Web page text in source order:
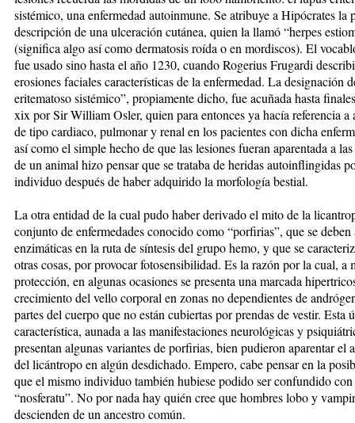
sistémico, una enfermedad autoinmune. Se atribuye a Hipócrates la
descripción de una ulceración cutánea, quien la llamó “herpes
(significa algo así como dermatosis roída o en mordiscos). El
fue usado sino hasta el año 1230, cuando Rogerius Frugardi
erosiones faciales características de la enfermedad. La designación
eritematoso sistémico”, propiamente dicho, fue acuñada hasta
xix por Sir William Osler, quien para entonces ya hacía referencia a
de tipo cardiaco, pulmonar y renal en los pacientes con dicha
así como el simple hecho de que las lesiones fueran aparentada a
de un animal hizo pensar que se trataba de heridas autoinflingidas
individuo después de haber adquirido la morfología bestial.
La otra entidad de la cual pudo haber derivado el mito de la
conjunto de enfermedades conocido como “porfirias”, que se deben
enzimáticas en la ruta de síntesis del grupo hemo, y que se
otras cosas, por provocar fotosensibilidad. Es la razón por la cual, a
protección, en algunas ocasiones se presenta una marcada
crecimiento del vello corporal en zonas no dependientes de
partes del cuerpo que no están cubiertas por prendas de vestir. Esta
característica, aunada a las manifestaciones neurológicas y
presentan algunas variantes de porfirias, bien pudieron aparentar el
del licántropo en algún desdichado. Empero, cabe pensar en la
que el mismo individuo también hubiese podido ser confundido
“nosferatu”. No por nada hay quién cree que hombres lobo y
descienden de un ancestro común.